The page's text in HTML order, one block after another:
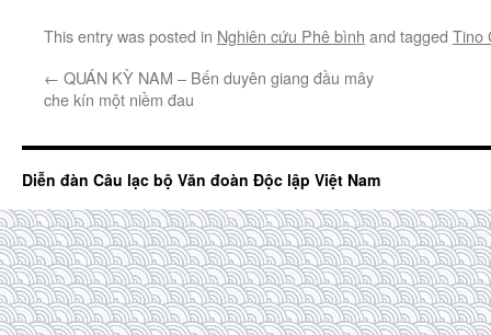
This entry was posted in Nghiên cứu Phê bình and tagged Tino
← QUÁN KỲ NAM – Bến duyên giang đầu mây
che kín một niềm đau
Diễn đàn Câu lạc bộ Văn đoàn Độc lập Việt Nam